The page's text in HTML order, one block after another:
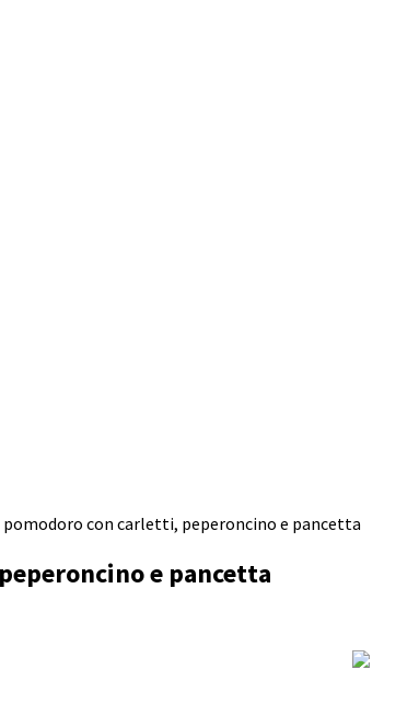
pomodoro con carletti, peperoncino e pancetta
e pancetta